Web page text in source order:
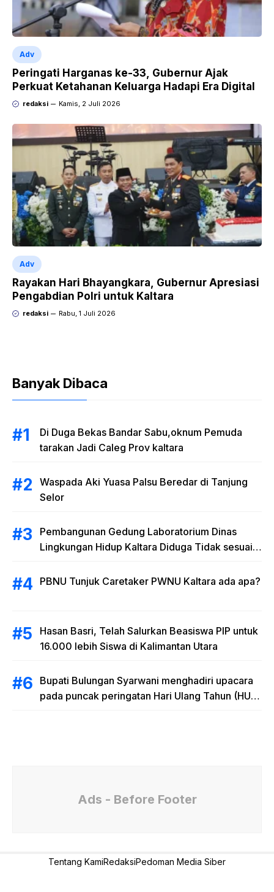
Adv
Peringati Harganas ke-33, Gubernur Ajak
Perkuat Ketahanan Keluarga Hadapi Era Digital
redaksi Kamis, 2 Juli 2026
Adv
Rayakan Hari Bhayangkara, Gubernur Apresiasi
Pengabdian Polri untuk Kaltara
redaksi Rabu, 1 Juli 2026
Banyak Dibaca
Di Duga Bekas Bandar Sabu,oknum Pemuda
tarakan Jadi Caleg Prov kaltara
Waspada Aki Yuasa Palsu Beredar di Tanjung
Selor
Pembangunan Gedung Laboratorium Dinas
Lingkungan Hidup Kaltara Diduga Tidak sesuai
PBNU Tunjuk Caretaker PWNU Kaltara ada apa?
Hasan Basri, Telah Salurkan Beasiswa PIP untuk
16.000 lebih Siswa di Kalimantan Utara
Bupati Bulungan Syarwani menghadiri upacara
pada puncak peringatan Hari Ulang Tahun (HUT)
Ads - Before Footer
Tentang KamiRedaksiPedoman Media Siber